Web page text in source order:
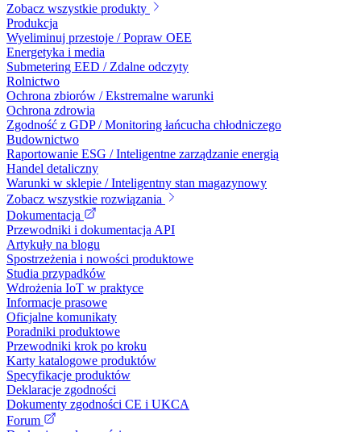
Zobacz wszystkie produkty
Produkcja
Wyeliminuj przestoje / Popraw OEE
Energetyka i media
Submetering EED / Zdalne odczyty
Rolnictwo
Ochrona zbiorów / Ekstremalne warunki
Ochrona zdrowia
Zgodność z GDP / Monitoring łańcucha chłodniczego
Budownictwo
Raportowanie ESG / Inteligentne zarządzanie energią
Handel detaliczny
Warunki w sklepie / Inteligentny stan magazynowy
Zobacz wszystkie rozwiązania
Dokumentacja
Przewodniki i dokumentacja API
Artykuły na blogu
Spostrzeżenia i nowości produktowe
Studia przypadków
Wdrożenia IoT w praktyce
Informacje prasowe
Oficjalne komunikaty
Poradniki produktowe
Przewodniki krok po kroku
Karty katalogowe produktów
Specyfikacje produktów
Deklaracje zgodności
Dokumenty zgodności CE i UKCA
Forum